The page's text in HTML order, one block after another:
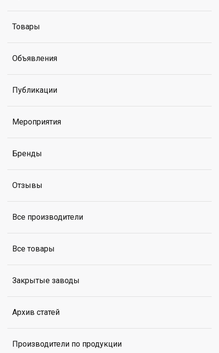
Товары
Объявления
Публикации
Мероприятия
Бренды
Отзывы
Все производители
Все товары
Закрытые заводы
Архив статей
Производители по продукции